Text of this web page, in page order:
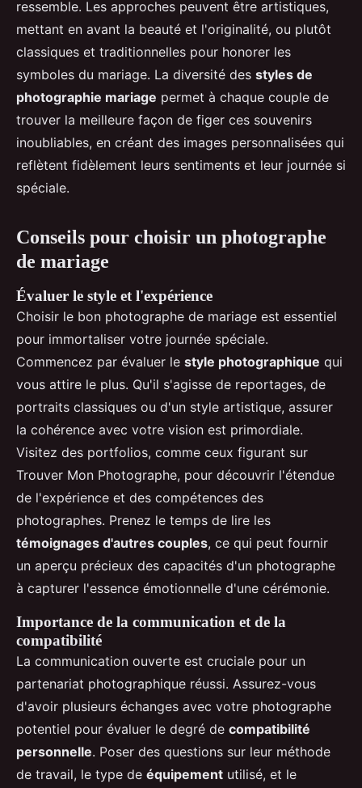
ressemble. Les approches peuvent être artistiques,
mettant en avant la beauté et l'originalité, ou plutôt
classiques et traditionnelles pour honorer les
symboles du mariage. La diversité des styles de
photographie mariage permet à chaque couple de
trouver la meilleure façon de figer ces souvenirs
inoubliables, en créant des images personnalisées qui
reflètent fidèlement leurs sentiments et leur journée si
spéciale.
Conseils pour choisir un photographe
de mariage
Évaluer le style et l'expérience
Choisir le bon photographe de mariage est essentiel
pour immortaliser votre journée spéciale.
Commencez par évaluer le style photographique qui
vous attire le plus. Qu'il s'agisse de reportages, de
portraits classiques ou d'un style artistique, assurer
la cohérence avec votre vision est primordiale.
Visitez des portfolios, comme ceux figurant sur
Trouver Mon Photographe, pour découvrir l'étendue
de l'expérience et des compétences des
photographes. Prenez le temps de lire les
témoignages d'autres couples, ce qui peut fournir
un aperçu précieux des capacités d'un photographe
à capturer l'essence émotionnelle d'une cérémonie.
Importance de la communication et de la
compatibilité
La communication ouverte est cruciale pour un
partenariat photographique réussi. Assurez-vous
d'avoir plusieurs échanges avec votre photographe
potentiel pour évaluer le degré de compatibilité
personnelle. Poser des questions sur leur méthode
de travail, le type de équipement utilisé, et le